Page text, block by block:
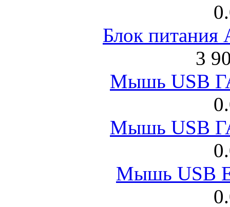
Блок питания
3
Мышь USB
Мышь USB
Мышь USB